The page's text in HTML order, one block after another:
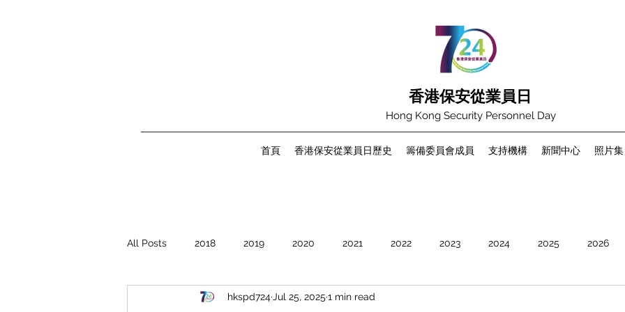
香港保安從業員日
Hong Kong Security Personnel Day
首頁 香港保安從業員日歷史 籌備委員會成員 支持機構 新聞中心 照片集
All Posts 2018 2019 2020 2021 2022 2023 2024 2025 2026
hkspd724 Jul 25, 2025 1 min read